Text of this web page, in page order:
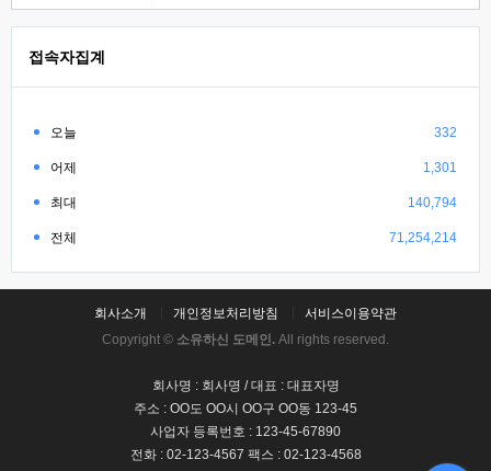
접속자집계
오늘 332
어제 1,301
최대 140,794
전체 71,254,214
회사소개 개인정보처리방침
서비스이용약관
Copyright © 소유하신 도메인. All rights reserved.
회사명 : 회사명 / 대표 : 대표자명
주소 : OO도 OO시 OO구 OO동 123-45
사업자 등록번호 : 123-45-67890
전화 : 02-123-4567 팩스 : 02-123-4568